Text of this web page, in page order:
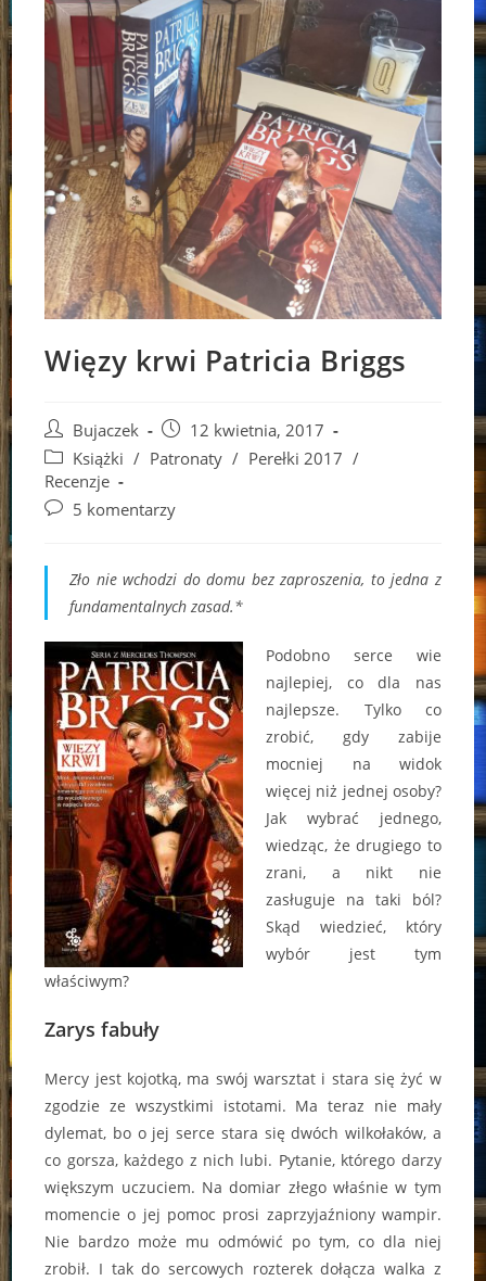
Więzy krwi Patricia Briggs
Post
author:
Bujaczek
Post
published:
12 kwietnia, 2017
Post
category:
Książki / Patronaty / Perełki 2017 /
Recenzje
Post5 komentarzy
Zło nie wchodzi do domu bez zaproszenia, to jedna z
fundamentalnych zasad.*
Podobno serce wie
najlepiej, co dla nas
najlepsze. Tylko co
zrobić, gdy zabije
mocniej na widok
więcej niż jednej osoby?
Jak wybrać jednego,
wiedząc, że drugiego to
zrani, a nikt nie
zasługuje na taki ból?
Skąd wiedzieć, który
wybór jest tym
właściwym?
Zarys fabuły
Mercy jest kojotką, ma swój warsztat i stara się żyć w
zgodzie ze wszystkimi istotami. Ma teraz nie mały
dylemat, bo o jej serce stara się dwóch wilkołaków, a
co gorsza, każdego z nich lubi. Pytanie, którego darzy
większym uczuciem. Na domiar złego właśnie w tym
momencie o jej pomoc prosi zaprzyjaźniony wampir.
Nie bardzo może mu odmówić po tym, co dla niej
zrobił. I tak do sercowych rozterek dołącza walka z